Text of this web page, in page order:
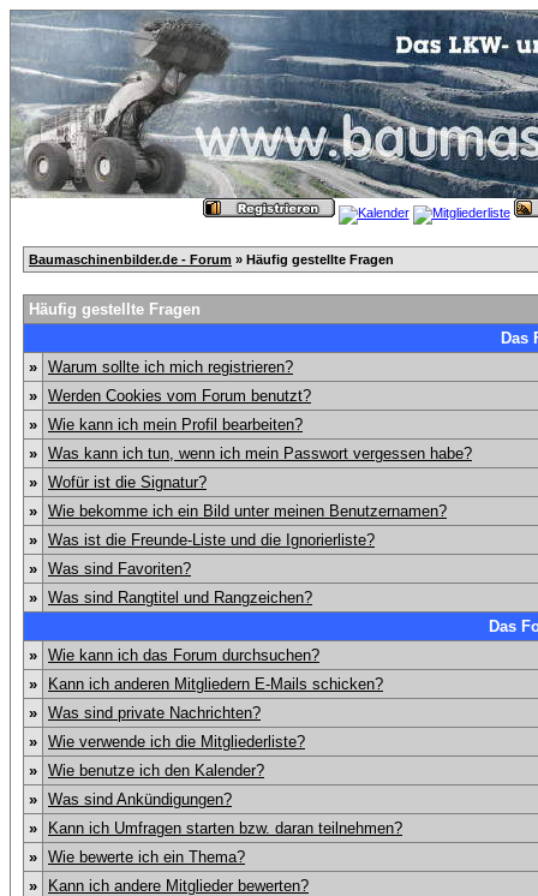
Baumaschinenbilder.de - Forum » Häufig gestellte Fragen
Häufig gestellte Fragen
Das
» Warum sollte ich mich registrieren?
» Werden Cookies vom Forum benutzt?
» Wie kann ich mein Profil bearbeiten?
» Was kann ich tun, wenn ich mein Passwort vergessen habe?
» Wofür ist die Signatur?
» Wie bekomme ich ein Bild unter meinen Benutzernamen?
» Was ist die Freunde-Liste und die Ignorierliste?
» Was sind Favoriten?
» Was sind Rangtitel und Rangzeichen?
Das
» Wie kann ich das Forum durchsuchen?
»
Kann ich anderen Mitgliedern E-Mails schicken?
» Was sind private Nachrichten?
» Wie verwende ich die Mitgliederliste?
» Wie benutze ich den Kalender?
» Was sind Ankündigungen?
»
Kann ich Umfragen starten bzw. daran teilnehmen?
» Wie bewerte ich ein Thema?
»
Kann ich andere Mitglieder bewerten?